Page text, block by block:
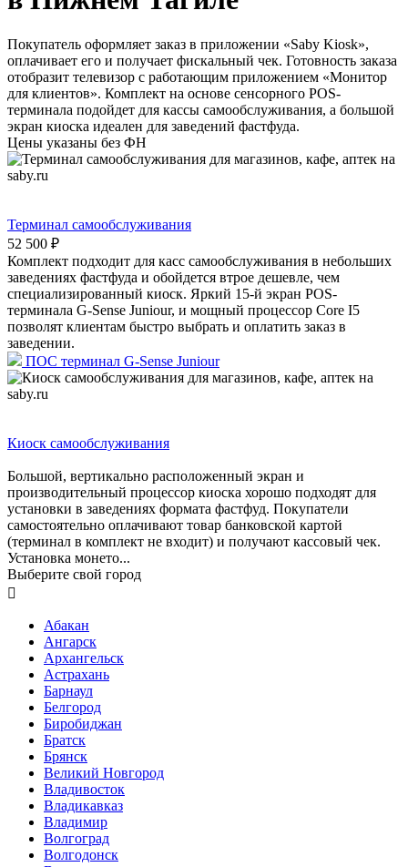
Покупатель оформляет заказ в приложении «Saby Kiosk»,
оплачивает его и получает фискальный чек. Готовность заказа
отобразит телевизор с работающим приложением «Монитор
для клиентов». Комплект на основе сенсорного POS-
терминала подойдет для кассы самообслуживания, а большой
экран киоска идеален для заведений фастфуда.
Цены указаны без ФН
Терминал самообслуживания
52 500 ₽
Комплект подходит для касс самообслуживания в небольших
заведениях фастфуда и обойдется втрое дешевле, чем
специализированный киоск. Яркий 15-й экран POS-
терминала G-Sense Juniour, и мощный процессор Core I5
позволят клиентам быстро выбрать и оплатить заказ в
заведении.
ПОС терминал G-Sense Juniour
Киоск самообслуживания
Большой, вертикально расположенный экран и
производительный процессор киоска хорошо подходят для
установки в заведениях формата фастфуд. Покупатели
самостоятельно оплачивают товар банковской картой
(терминал в комплект не входит) и получают кассовый чек.
Установка монето...
Выберите свой город

Абакан
Ангарск
Архангельск
Астрахань
Барнаул
Белгород
Биробиджан
Братск
Брянск
Великий Новгород
Владивосток
Владикавказ
Владимир
Волгоград
Волгодонск